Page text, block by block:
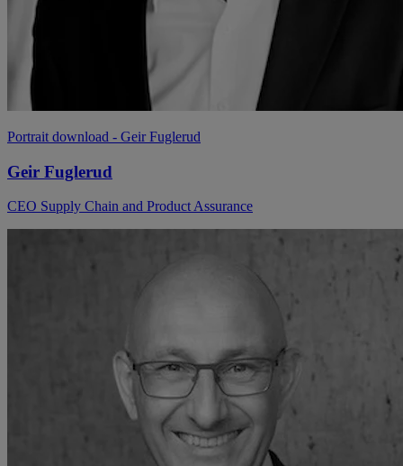
Portrait download - Geir Fuglerud
Geir Fuglerud
CEO Supply Chain and Product Assurance